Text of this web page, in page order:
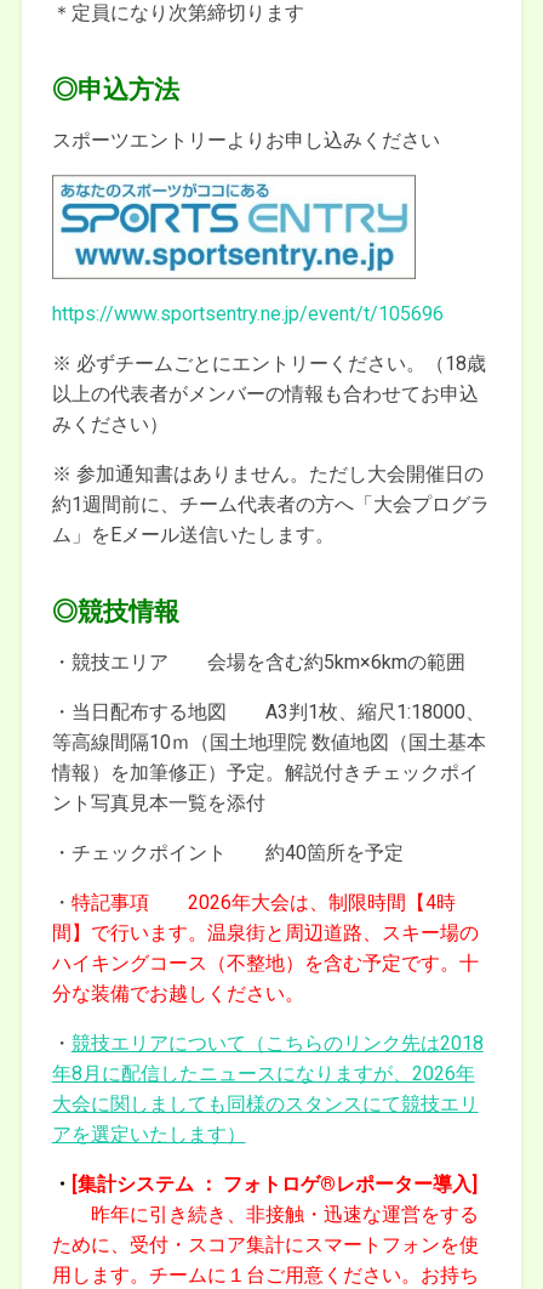
＊定員になり次第締切ります
◎申込方法
スポーツエントリーよりお申し込みください
https://www.sportsentry.ne.jp/event/t/105696
※ 必ずチームごとにエントリーください。（18歳
以上の代表者がメンバーの情報も合わせてお申込
みください）
※ 参加通知書はありません。ただし大会開催日の
約1週間前に、チーム代表者の方へ「大会プログラ
ム」をEメール送信いたします。
◎競技情報
・競技エリア 会場を含む約5km×6kmの範囲
・当日配布する地図 A3判1枚、縮尺1:18000、
等高線間隔10ｍ（国土地理院 数値地図（国土基本
情報）を加筆修正）予定。解説付きチェックポイ
ント写真見本一覧を添付
・チェックポイント 約40箇所を予定
・ 特記事項
2026年大会は、制限時間【4時
間】で行います。温泉街と周辺道路、スキー場の
ハイキングコース（不整地）を含む予定です。十
分な装備でお越しください。
・ 競技エリアについて（こちらのリンク先は2018
年8月に配信したニュースになりますが、2026年
大会に関しましても同様のスタンスにて競技エリ
アを選定いたします）
・ [集計システム ： フォトロゲ®レポーター導入]
昨年に引き続き、非接触・迅速な運営をする
ために、受付・スコア集計にスマートフォンを使
用します。チームに１台ご用意ください。お持ち